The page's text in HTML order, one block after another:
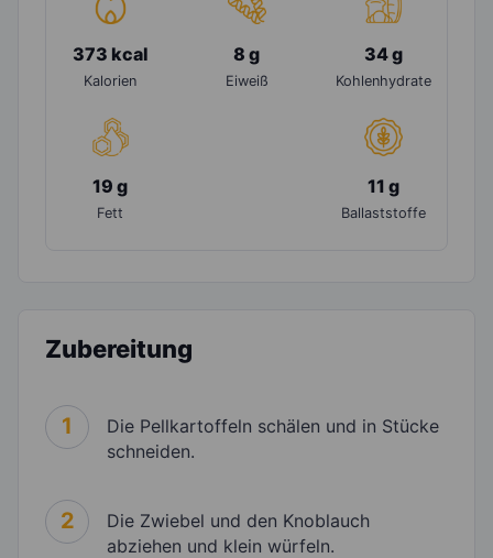
373 kcal
Kalorien
8 g
Eiweiß
34 g
Kohlenhydrate
19 g
Fett
11 g
Ballaststoffe
Zubereitung
1
Die Pellkartoffeln schälen und in Stücke
schneiden.
2
Die Zwiebel und den Knoblauch
abziehen und klein würfeln.